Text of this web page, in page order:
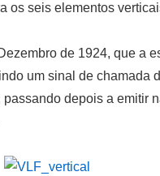
os seis elementos
de 1924, que a
um sinal de chamada
passando depois a emitir